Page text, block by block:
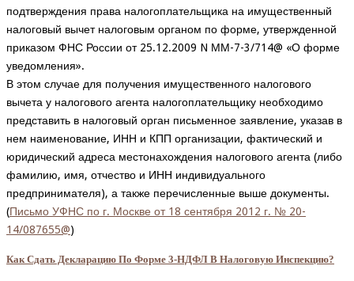
подтверждения права налогоплательщика на имущественный
налоговый вычет налоговым органом по форме, утвержденной
приказом ФНС России от 25.12.2009 N ММ-7-3/714@ «О форме
уведомления».
В этом случае для получения имущественного налогового
вычета у налогового агента налогоплательщику необходимо
представить в налоговый орган письменное заявление, указав в
нем наименование, ИНН и КПП организации, фактический и
юридический адреса местонахождения налогового агента (либо
фамилию, имя, отчество и ИНН индивидуального
предпринимателя), а также перечисленные выше документы.
(Письмо УФНС по г. Москве от 18 сентября 2012 г. № 20-
14/087655@)
Как Сдать Декларацию По Форме 3-НДФЛ В Налоговую Инспекцию?